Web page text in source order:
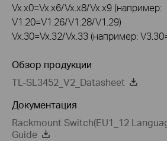
Vx.x0=Vx.x6/Vx.x8/Vx.x9 (например:
V1.20=V1.26/V1.28/V1.29)
Vx.30=Vx.32/Vx.33 (например:
Обзор продукции
TL-SL3452_V2_Datasheet
Документация
Rackmount Switch(EU1_12
Guide